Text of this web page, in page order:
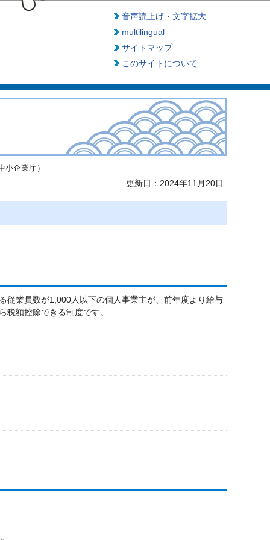
音声読上げ・文字拡大
multilingual
サイトマップ
このサイトについて
企業庁）
更新日：2024年11月20日
従業員数が1,000人以下の個人事業主が、前年度より給与
額控除できる制度です。